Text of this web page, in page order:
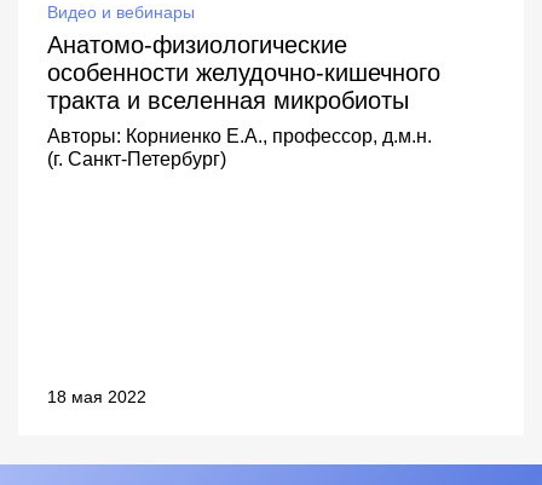
Видео и вебинары
Анатомо-физиологические
особенности желудочно-кишечного
тракта и вселенная микробиоты
Авторы: Корниенко Е.А., профессор, д.м.н.
(г. Санкт-Петербург)
18 мая 2022